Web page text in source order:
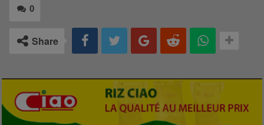
0
Share